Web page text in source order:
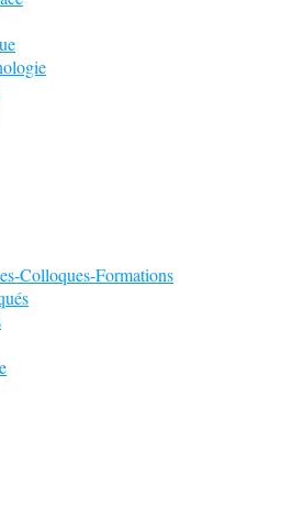
Colloques-Formations